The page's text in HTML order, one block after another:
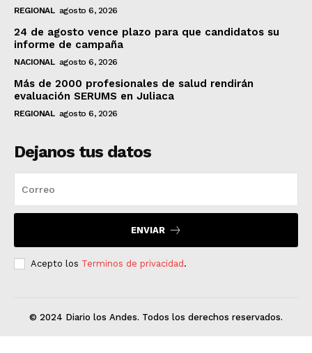
REGIONAL agosto 6, 2026
24 de agosto vence plazo para que candidatos su
informe de campaña
NACIONAL agosto 6, 2026
Más de 2000 profesionales de salud rendirán
evaluación SERUMS en Juliaca
REGIONAL agosto 6, 2026
Dejanos tus datos
ENVIAR
Acepto los Terminos de privacidad .
© 2024 Diario los Andes. Todos los derechos reservados.